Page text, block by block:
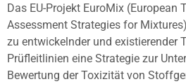
Das EU-Projekt EuroMix (European
Assessment Strategies for
zu entwickelnder und existierender
Prüfleitlinien eine Strategie zur
Bewertung der Toxizität von